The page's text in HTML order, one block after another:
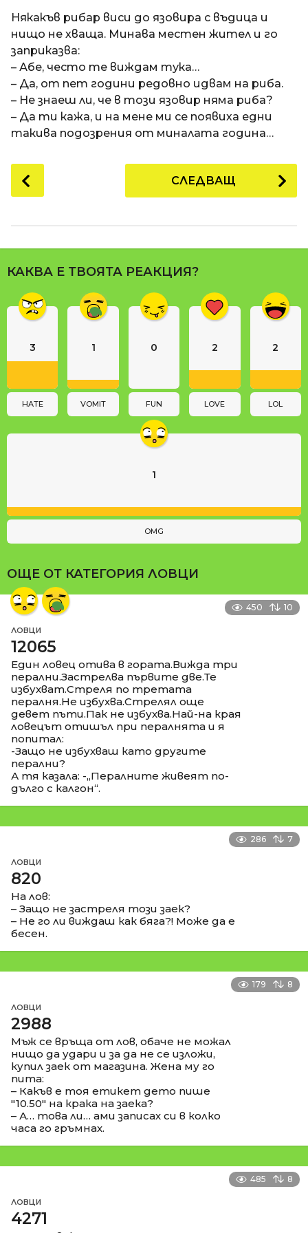
п
р
е
д
и
1
8
г
д
н
р
д
t
i
Някакъв рибар виси до язовира с въдица и
нищо не хваща. Минава местен жител и го
заприказва:
– Абе, често те виждам тука…
– Да, от пет години редовно идвам на риба.
– Не знаеш ли, че в този язовир няма риба?
– Да ти кажа, и на мене ми се появиха едни
такива подозрения от миналата година…
o
P
a
g
n
o
СЛЕДВАЩ
КАКВА Е ТВОЯТА РЕАКЦИЯ?
3
HATE
1
VOMIT
0
FUN
2
LOVE
2
LOL
1
OMG
ОЩЕ ОТ КАТЕГОРИЯ ЛОВЦИ
450 10
ЛОВЦИ
12065
Един ловец отива в гората.Вижда три
перални.Застрелва първите две.Те
избухват.Стреля по третата
пералня.Не избухва.Стрелял още
девет пъти.Пак не избухва.Най-на края
ловецът отишъл при пералнята и я
попитал:
-Защо не избухваш като другите
перални?
А тя казала: -„Пералните живеят по-
дълго с калгон“.
286 7
ЛОВЦИ
820
На лов:
– Защо не застреля този заек?
– Не го ли виждаш как бяга?! Може да е
бесен.
179 8
ЛОВЦИ
2988
Мъж се връща от лов, обаче не можал
нищо да удари и за да не се изложи,
купил заек от магазина. Жена му го
пита:
– Какъв е тоя етикет дето пише
"10.50" на крака на заека?
– А… това ли… ами записах си в колко
часа го гръмнах.
485 8
ЛОВЦИ
4271